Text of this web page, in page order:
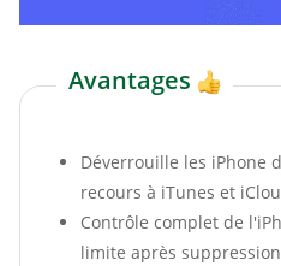
Avantages
Déverrouille les iPhone
recours à iTunes et
Contrôle complet de
limite après